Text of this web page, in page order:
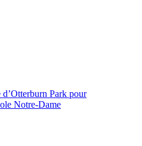
Park pour
Notre-Dame